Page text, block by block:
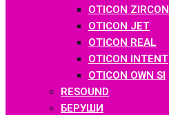
OTICON ZIRCON
OTICON JET
OTICON REAL
OTICON INTENT
OTICON OWN SI
RESOUND
БЕРУШИ